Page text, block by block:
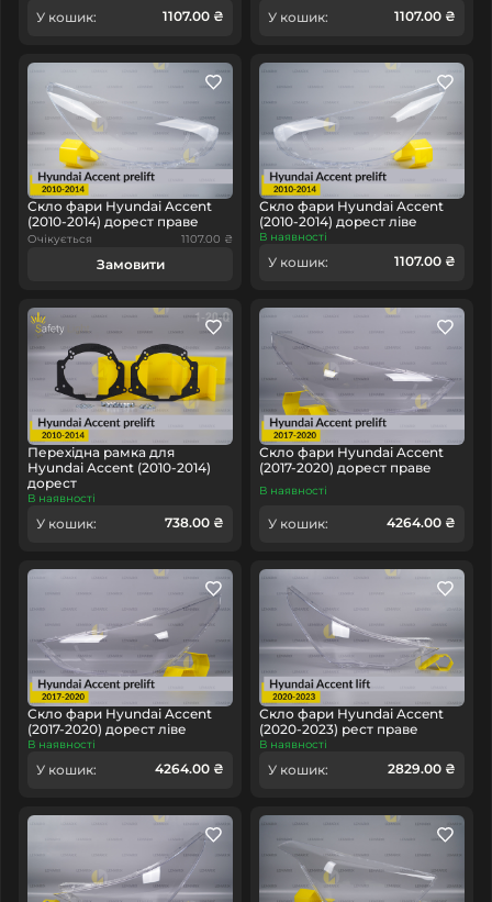
У кошик: 1107.00 ₴ У кошик: 1107.00 ₴
Скло фари Hyundai Accent
(2010-2014) дорест праве
Очікується 1107.00 ₴
Замовити
Скло фари Hyundai Accent
(2010-2014) дорест ліве
В наявності
У кошик: 1107.00 ₴
Перехідна рамка для
Hyundai Accent (2010-2014)
дорест
В наявності
У кошик: 738.00 ₴
Скло фари Hyundai Accent
(2017-2020) дорест праве
В наявності
У кошик: 4264.00 ₴
Скло фари Hyundai Accent
(2017-2020) дорест ліве
В наявності
У кошик: 4264.00 ₴
Скло фари Hyundai Accent
(2020-2023) рест праве
В наявності
У кошик: 2829.00 ₴